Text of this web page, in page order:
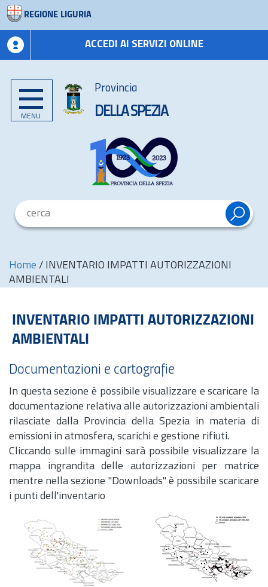
REGIONE LIGURIA
ACCEDI AI SERVIZI ONLINE
MENU
Provincia
DELLA SPEZIA
Home / INVENTARIO IMPATTI AUTORIZZAZIONI
AMBIENTALI
INVENTARIO IMPATTI AUTORIZZAZIONI
AMBIENTALI
Documentazioni e cartografie
In questa sezione è possibile visualizzare e scaricare la
documentazione relativa alle autorizzazioni ambientali
rilasciate dalla Provincia della Spezia in materia di
emissioni in atmosfera, scarichi e gestione rifiuti.
Cliccando sulle immagini sarà possibile visualizzare la
mappa ingrandita delle autorizzazioni per matrice
mentre nella sezione "Downloads" è possibile scaricare
i punti dell'inventario